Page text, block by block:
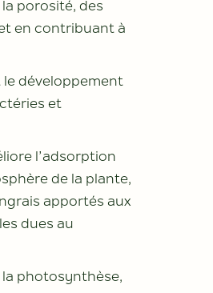
porosité, des
en contribuant à
le développement
et
l’adsorption
de la plante,
apportés aux
dues au
la photosynthèse,